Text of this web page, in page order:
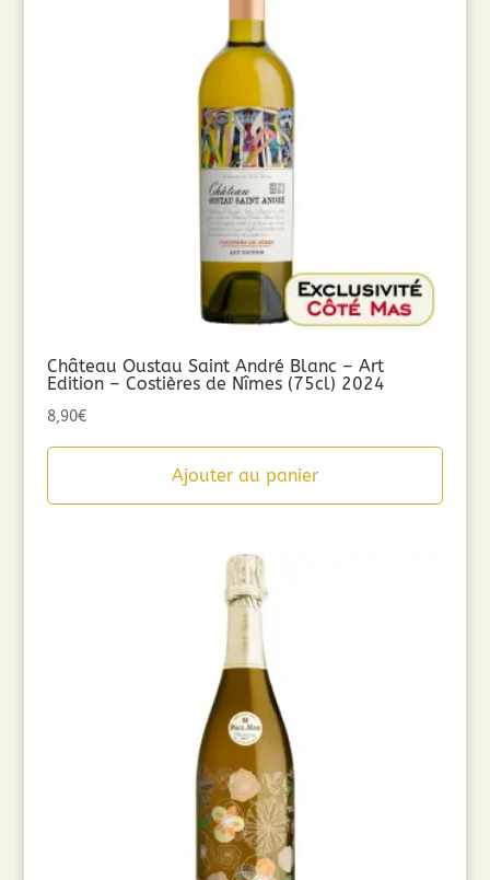
Château Oustau Saint André Blanc – Art
Edition – Costières de Nîmes (75cl) 2024
8,90€
Ajouter au panier